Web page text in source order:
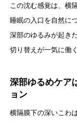
この沈む感覚は、横
睡眠の入口を自然に
深部のゆるみが起き
切り替えが一気に働
深部ゆるめケア
ョン
横隔膜下の深いこわ